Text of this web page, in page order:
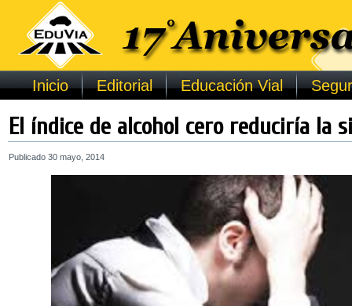
Inicio Editorial Educación Vial
El índice de alcohol cero reduciría la
Publicado 30 mayo, 2014